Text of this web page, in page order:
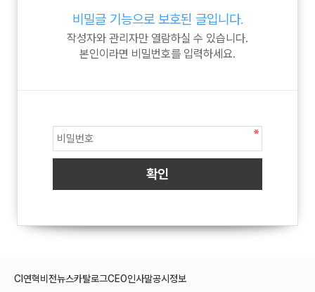
비밀글 기능으로 보호된 글입니다.
작성자와 관리자만 열람하실 수 있습니다.
본인이라면 비밀번호를 입력하세요.
CI 연혁비전뉴스카탈로그CEO인사말공시정보